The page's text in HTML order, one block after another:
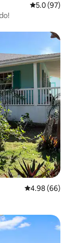
Calificación
5.0 (97)
Calificación
4.98 (66)